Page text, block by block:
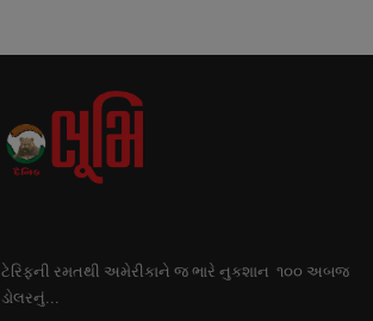
ટેરિફની રમતથી અમેરીકાને જ ભારે નુકશાન ૧૦૦ અબજ
ડોલરનું...